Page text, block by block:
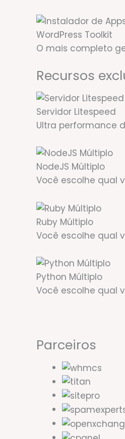
WordPress Toolkit
O mais completo
Recursos
Servidor Litespeed
Ultra performance
NodeJS Múltiplo
Você escolhe qual
Ruby Múltiplo
Você escolhe qual
Python Múltiplo
Você escolhe qual
Parceiros